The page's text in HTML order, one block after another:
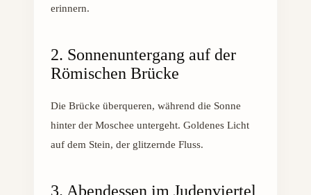
erinnern.
2. Sonnenuntergang auf der
Römischen Brücke
Die Brücke überqueren, während die Sonne
hinter der Moschee untergeht. Goldenes Licht
auf dem Stein, der glitzernde Fluss.
3. Abendessen im Judenviertel